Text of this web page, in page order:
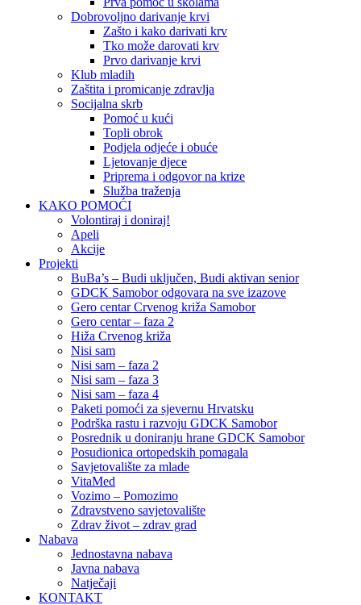
Dobrovoljno darivanje krvi
Zašto i kako darivati krv
Tko može darovati krv
Prvo darivanje krvi
Klub mladih
Zaštita i promicanje zdravlja
Socijalna skrb
Pomoć u kući
Topli obrok
Podjela odjeće i obuće
Ljetovanje djece
Priprema i odgovor na krize
Služba traženja
KAKO POMOĆI
Volontiraj i doniraj!
Apeli
Akcije
Projekti
BuBa’s – Budi uključen, Budi aktivan senior
GDCK Samobor odgovara na sve izazove
Gero centar Crvenog križa Samobor
Gero centar – faza 2
Hiža Crvenog križa
Nisi sam
Nisi sam – faza 2
Nisi sam – faza 3
Nisi sam – faza 4
Paketi pomoći za sjevernu Hrvatsku
Podrška rastu i razvoju GDCK Samobor
Posrednik u doniranju hrane GDCK Samobor
Posudionica ortopedskih pomagala
Savjetovalište za mlade
VitaMed
Vozimo – Pomozimo
Zdravstveno savjetovalište
Zdrav život – zdrav grad
Nabava
Jednostavna nabava
Javna nabava
Natječaji
KONTAKT